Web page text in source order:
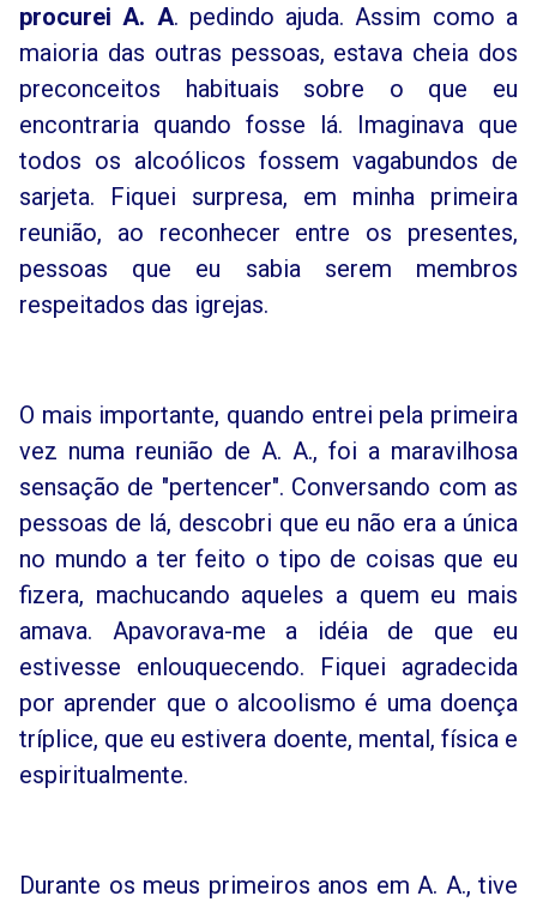
procurei A. A. pedindo ajuda. Assim como a
maioria das outras pessoas, estava cheia dos
preconceitos habituais sobre o que eu
encontraria quando fosse lá. Imaginava que
todos os alcoólicos fossem vagabundos de
sarjeta. Fiquei surpresa, em minha primeira
reunião, ao reconhecer entre os presentes,
pessoas que eu sabia serem membros
respeitados das igrejas.
O mais importante, quando entrei pela primeira
vez numa reunião de A. A., foi a maravilhosa
sensação de "pertencer". Conversando com as
pessoas de lá, descobri que eu não era a única
no mundo a ter feito o tipo de coisas que eu
fizera, machucando aqueles a quem eu mais
amava. Apavorava-me a idéia de que eu
estivesse enlouquecendo. Fiquei agradecida
por aprender que o alcoolismo é uma doença
tríplice, que eu estivera doente, mental, física e
espiritualmente.
Durante os meus primeiros anos em A. A., tive